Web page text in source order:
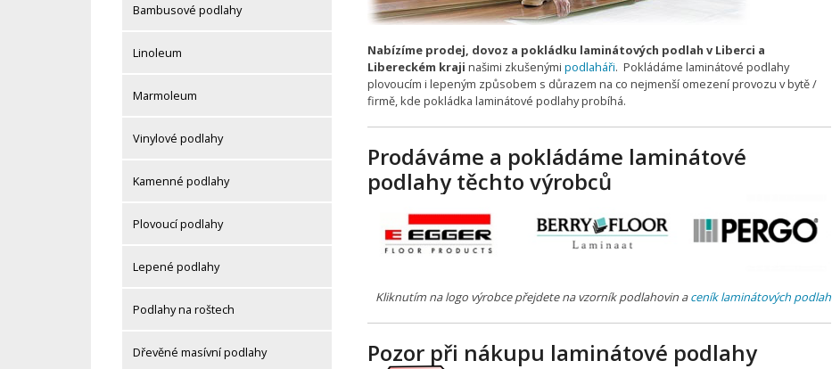
Bambusové podlahy
Linoleum
Marmoleum
Vinylové podlahy
Kamenné podlahy
Plovoucí podlahy
Lepené podlahy
Podlahy na roštech
Dřevěné masívní podlahy
Nabízíme prodej, dovoz a pokládku laminátových podlah v Liberci a
Libereckém kraji našimi zkušenými podlaháři. Pokládáme laminátové podlahy
plovoucím i lepeným způsobem s důrazem na co nejmenší omezení provozu v bytě /
firmě, kde pokládka laminátové podlahy probíhá.
Prodáváme a pokládáme laminátové
podlahy těchto výrobců
Kliknutím na logo výrobce přejdete na vzorník podlahovin aceník laminátových podlah
Pozor při nákupu laminátové podlahy